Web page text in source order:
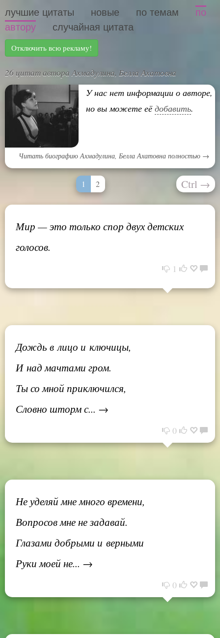
лучшие цитаты новые по темам
по
автору
случайная цитата
Отключить всю рекламу!
26 цитат автора Ахмадулина, Белла Ахатовна
У нас нет информации о авторе,
но вы можете её добавить.
Читать биографию Ахмадулина, Белла Ахатовна полностью →
1 2 Ctrl →
Мир — это только спор двух детских
голосов.
1
Дождь в лицо и ключицы,
И над мачтами гром.
Ты со мной приключился,
Словно шторм с... →
0
Не уделяй мне много времени,
Вопросов мне не задавай.
Глазами добрыми и верными
Руки моей не... →
0